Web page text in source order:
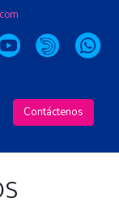
Contáctenos